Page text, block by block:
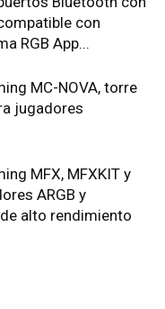
con
RGB App...
MC-NOVA, torre
jugadores
MFX, MFXKIT y
ARGB y
alto rendimiento